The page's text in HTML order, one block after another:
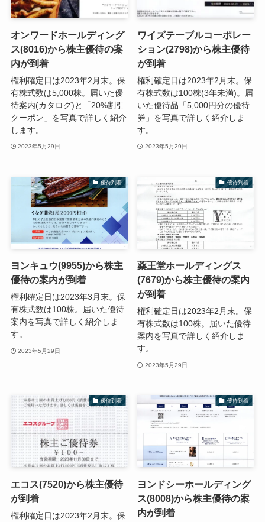
オンワードホールディング
ス(8016)から株主優待の案
内が到着
権利確定日は2023年2月末。保
有株式数は5,000株。届いた優
待案内(カタログ)と「20%割引
クーポン」を写真で詳しく紹介
します。
2023年5月29日
ワイズテーブルコーポレー
ション(2798)から株主優待
が到着
権利確定日は2023年2月末。保
有株式数は100株(3年未満)。届
いた優待品「5,000円分の優待
券」を写真で詳しく紹介しま
す。
2023年5月29日
優待到着
ヨンキュウ(9955)から株主
優待の案内が到着
権利確定日は2023年3月末。保
有株式数は100株。届いた優待
案内を写真で詳しく紹介しま
す。
2023年5月29日
優待到着
薬王堂ホールディングス
(7679)から株主優待の案内
が到着
権利確定日は2023年2月末。保
有株式数は100株。届いた優待
案内を写真で詳しく紹介しま
す。
2023年5月29日
優待到着
エコス(7520)から株主優待
が到着
権利確定日は2023年2月末。保
優待到着
ヨンドシーホールディング
ス(8008)から株主優待の案
内が到着